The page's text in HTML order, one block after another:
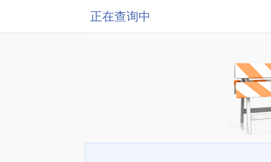
正在查询中